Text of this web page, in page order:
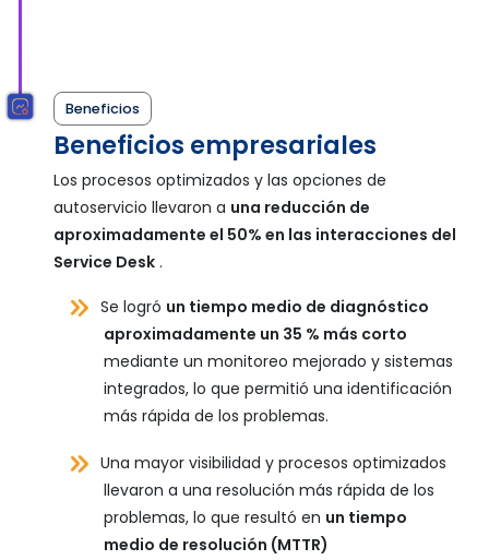
Beneficios
Beneficios empresariales
Los procesos optimizados y las opciones de
autoservicio llevaron a una reducción de
aproximadamente el 50% en las interacciones del
Service Desk .
Se logró un tiempo medio de diagnóstico
aproximadamente un 35 % más corto
mediante un monitoreo mejorado y sistemas
integrados, lo que permitió una identificación
más rápida de los problemas.
Una mayor visibilidad y procesos optimizados
llevaron a una resolución más rápida de los
problemas, lo que resultó en un tiempo
medio de resolución (MTTR)